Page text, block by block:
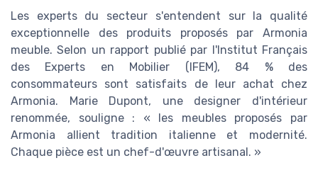
Les experts du secteur s'entendent sur la qualité
exceptionnelle des produits proposés par Armonia
meuble. Selon un rapport publié par l'Institut Français
des Experts en Mobilier (IFEM), 84 % des
consommateurs sont satisfaits de leur achat chez
Armonia. Marie Dupont, une designer d'intérieur
renommée, souligne : « les meubles proposés par
Armonia allient tradition italienne et modernité.
Chaque pièce est un chef-d'œuvre artisanal. »